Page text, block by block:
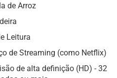
de Arroz
Leitura
de Streaming (como Netflix)
de alta definição (HD) - 32